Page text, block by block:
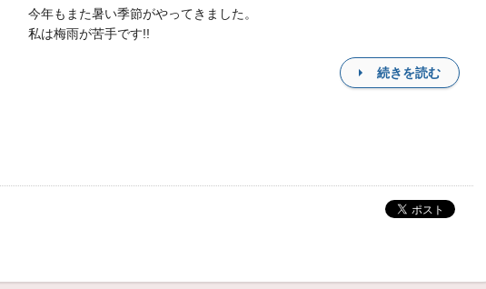
今年もまた暑い季節がやってきました。
私は梅雨が苦手です!!
続きを読む